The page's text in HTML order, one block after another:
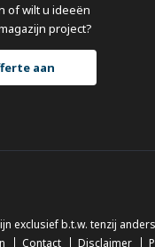
of wilt u ideeën
project?
aan
exclusief b.t.w. tenzij
Contact Disclaimer